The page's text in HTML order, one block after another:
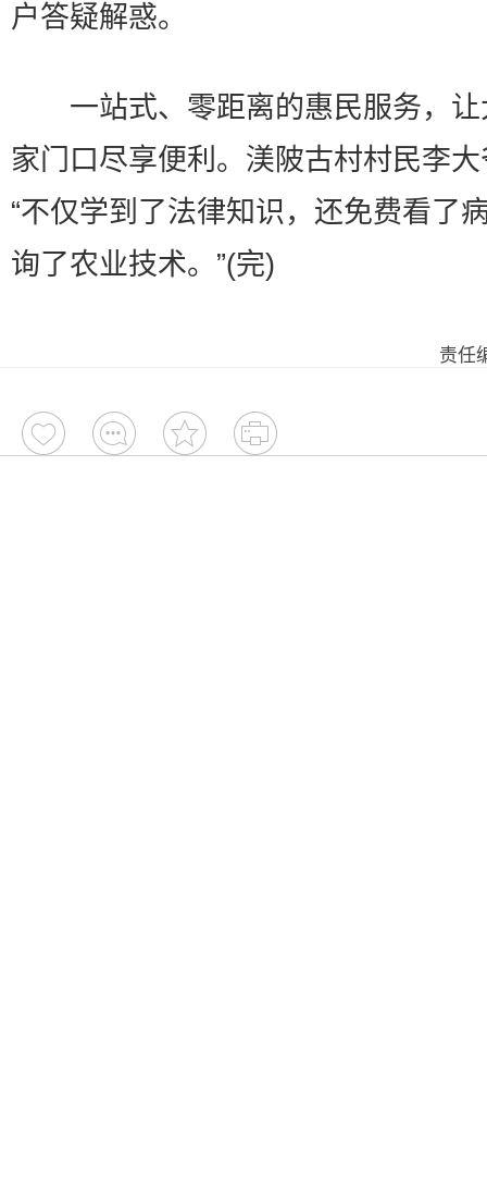
户答疑解惑。
一站式、零距离的惠民服务，让
家门口尽享便利。渼陂古村村民李
“不仅学到了法律知识，还免费看了
询了农业技术。”(完)
责任